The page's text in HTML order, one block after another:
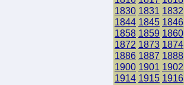
1830 1831 1832
1844 1845 1846
1858 1859 1860
1872 1873 1874
1886 1887 1888
1900 1901 1902
1914 1915 1916